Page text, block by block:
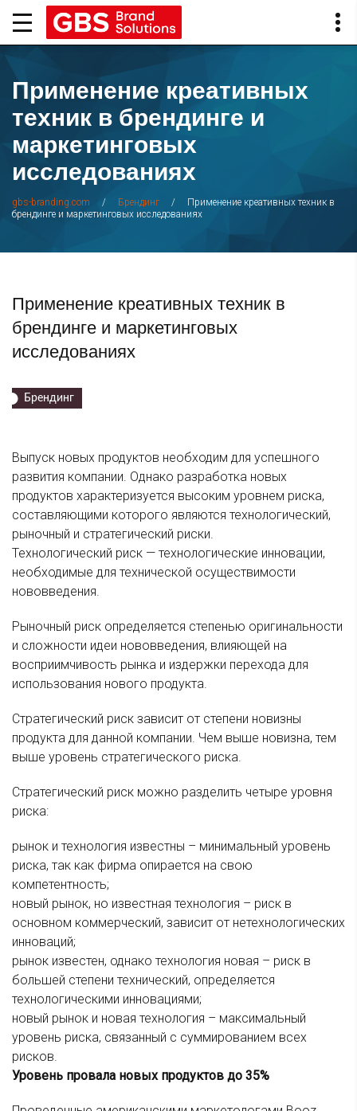
Применение креативных
техник в брендинге и
маркетинговых
исследованиях
gbs-branding.com / Брендинг /
Применение креативных техник в
брендинге и маркетинговых исследованиях
Применение креативных техник в
брендинге и маркетинговых
исследованиях
Брендинг
Выпуск новых продуктов необходим для успешного
развития компании. Однако разработка новых
продуктов характеризуется высоким уровнем риска,
составляющими которого являются технологический,
рыночный и стратегический риски.
Технологический риск — технологические инновации,
необходимые для технической осуществимости
нововведения.
Рыночный риск определяется степенью оригинальности
и сложности идеи нововведения, влияющей на
восприимчивость рынка и издержки перехода для
использования нового продукта.
Стратегический риск зависит от степени новизны
продукта для данной компании. Чем выше новизна, тем
выше уровень стратегического риска.
Стратегический риск можно разделить четыре уровня
риска:
рынок и технология известны – минимальный уровень
риска, так как фирма опирается на свою
компетентность;
новый рынок, но известная технология – риск в
основном коммерческий, зависит от нетехнологических
инноваций;
рынок известен, однако технология новая – риск в
большей степени технический, определяется
технологическими инновациями;
новый рынок и новая технология – максимальный
уровень риска, связанный с суммированием всех
рисков.
Уровень провала новых продуктов до 35%